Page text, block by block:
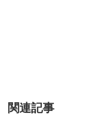
関連記事